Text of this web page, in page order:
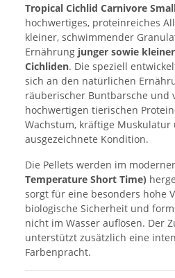
Tropical Cichlid Carnivore
hochwertiges, proteinreiches
kleiner, schwimmender
Ernährung junger sowie
Cichliden. Die speziell
sich an den natürlichen
räuberischer Buntbarsche und
hochwertigen tierischen
Wachstum, kräftige Muskulatur
ausgezeichnete Kondition.
Die Pellets werden im
Temperature Short Time)
sorgt für eine besonders hohe
biologische Sicherheit und
nicht im Wasser auflösen. Der
unterstützt zusätzlich eine
Farbenpracht.